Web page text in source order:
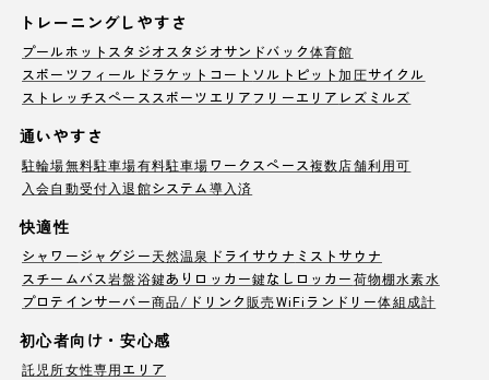
トレーニングしやすさ
プールホットスタジオ スタジオサンドバック体育館
スポーツフィールド ラケットコート ソルトピット加圧サイクル
ストレッチスペース スポーツエリア フリーエリア レズミルズ
通いやすさ
駐輪場無料駐車場有料駐車場ワークスペース複数店舗利用可
入会自動受付 入退館システム導入済
快適性
シャワージャグジー天然温泉 ドライサウナ ミストサウナ
スチームバス岩盤浴鍵ありロッカー鍵なしロッカー荷物棚水素水
プロテインサーバー商品/ドリンク販売WiFi ランドリー体組成計
初心者向け・安心感
託児所女性専用エリア